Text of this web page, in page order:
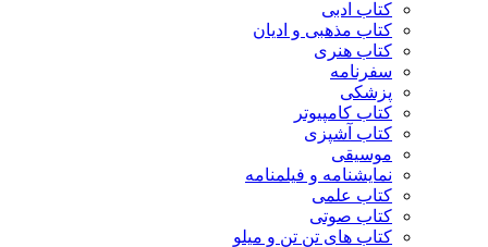
کتاب ادبی
کتاب مذهبی و ادیان
کتاب هنری
سفرنامه
پزشکی
کتاب کامپیوتر
کتاب آشپزی
موسیقی
نمایشنامه و فیلمنامه
کتاب علمی
کتاب صوتی
کتاب های تن تن و میلو